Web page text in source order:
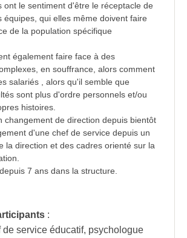
ont le sentiment d'être le réceptacle de
équipes, qui elles même doivent faire
de la population spécifique
également faire face à des
en souffrance, alors comment
salariés , alors qu'il semble que
sont plus d'ordre personnels et/ou
histoires.
changement de direction depuis bientôt
d'une chef de service depuis un
la direction et des cadres orienté sur la
7 ans dans la structure.
:
de service éducatif, psychologue